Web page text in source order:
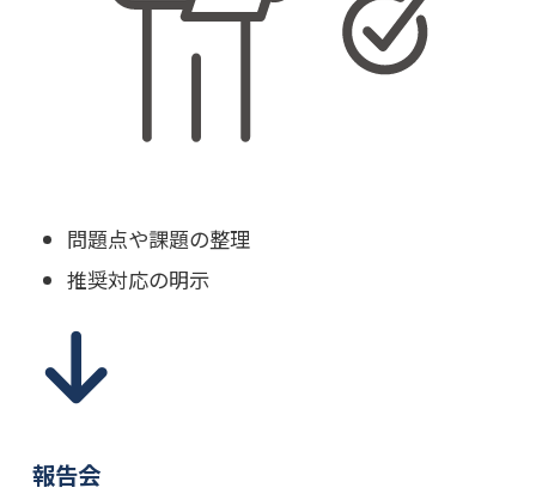
問題点や課題の整理
推奨対応の明示
報告会